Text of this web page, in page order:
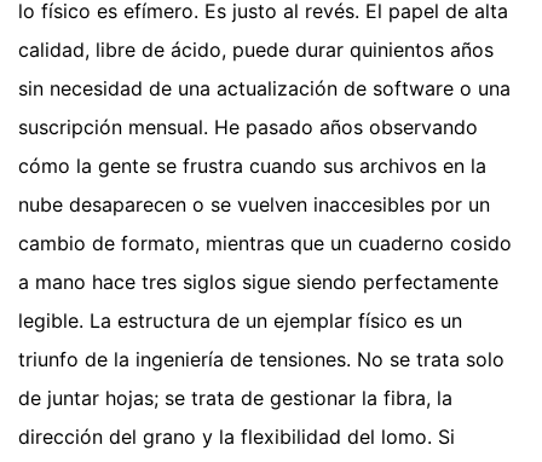
lo físico es efímero. Es justo al revés. El papel de alta
calidad, libre de ácido, puede durar quinientos años
sin necesidad de una actualización de software o una
suscripción mensual. He pasado años observando
cómo la gente se frustra cuando sus archivos en la
nube desaparecen o se vuelven inaccesibles por un
cambio de formato, mientras que un cuaderno cosido
a mano hace tres siglos sigue siendo perfectamente
legible. La estructura de un ejemplar físico es un
triunfo de la ingeniería de tensiones. No se trata solo
de juntar hojas; se trata de gestionar la fibra, la
dirección del grano y la flexibilidad del lomo. Si